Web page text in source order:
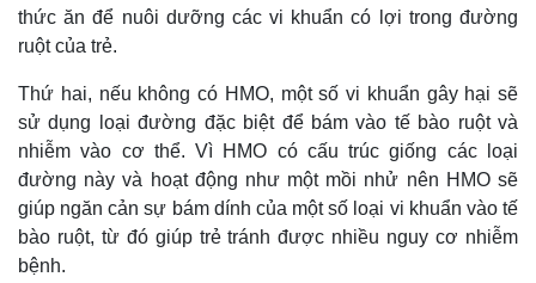
thức ăn để nuôi dưỡng các vi khuẩn có lợi trong đường
ruột của trẻ.
Thứ hai, nếu không có HMO, một số vi khuẩn gây hại sẽ
sử dụng loại đường đặc biệt để bám vào tế bào ruột và
nhiễm vào cơ thể. Vì HMO có cấu trúc giống các loại
đường này và hoạt động như một mồi nhử nên HMO sẽ
giúp ngăn cản sự bám dính của một số loại vi khuẩn vào tế
bào ruột, từ đó giúp trẻ tránh được nhiều nguy cơ nhiễm
bệnh.